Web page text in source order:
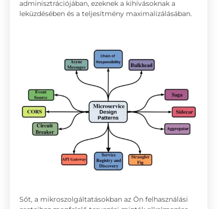
adminisztrációjában, ezeknek a kihívásoknak a
leküzdésében és a teljesítmény maximalizálásában.
Sőt, a mikroszolgáltatásokban az Ön felhasználási